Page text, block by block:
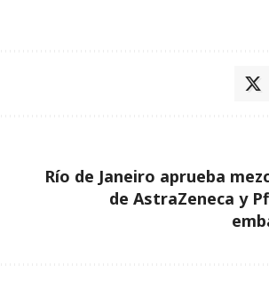
Río de Janeiro aprueba
de AstraZeneca y